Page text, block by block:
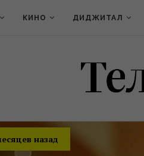
КИНО ДИДЖИТАЛ
назад